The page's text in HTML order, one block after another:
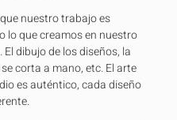
nuestro trabajo es
lo que creamos en nuestro
dibujo de los diseños, la
corta a mano, etc. El arte
es auténtico, cada diseño